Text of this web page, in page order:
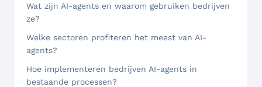
Wat zijn AI-agents en waarom gebruiken bedrijven
ze?
Welke sectoren profiteren het meest van AI-
agents?
Hoe implementeren bedrijven AI-agents in
bestaande processen?